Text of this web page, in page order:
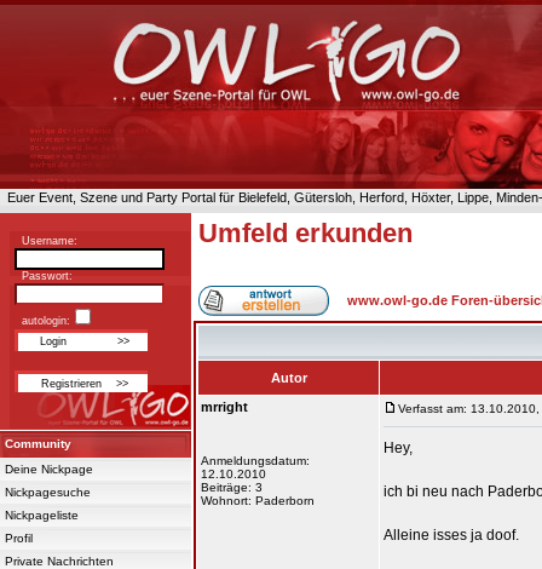
Euer Event, Szene und Party Portal für Bielefeld, Gütersloh, Herford, Höxter, Lippe,
Username:
Passwort:
autologin:
Community
Deine Nickpage
Nickpagesuche
Nickpageliste
Profil
Private Nachrichten
Umfeld erkunden
www.owl-go.de Foren-
Autor
mrright
Anmeldungsdatum:
12.10.2010
Beiträge: 3
Wohnort: Paderborn
Verfasst am:
Hey,
ich bi neu nach
Alleine isses ja doof.